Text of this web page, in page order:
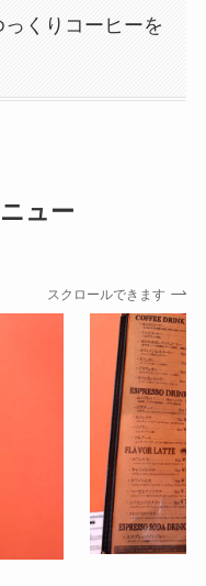
くりコーヒーを
ュー
スクロールできます